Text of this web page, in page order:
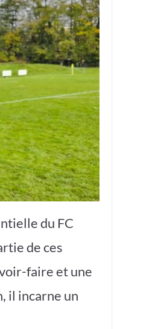
du FC
de ces
faire et une
il incarne un